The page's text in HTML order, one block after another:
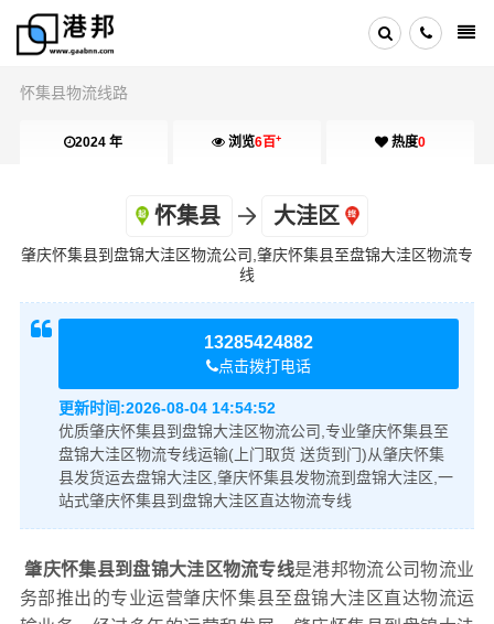
怀集县物流线路
2024 年 浏览6百+ 热度0
怀集县 大洼区
肇庆怀集县到盘锦大洼区物流公司,肇庆怀集县至盘锦大洼区物流专
线
13285424882
点击拨打电话
更新时间:2026-08-04 14:54:52
优质肇庆怀集县到盘锦大洼区物流公司,专业肇庆怀集县至
盘锦大洼区物流专线运输(上门取货 送货到门)从肇庆怀集
县发货运去盘锦大洼区,肇庆怀集县发物流到盘锦大洼区,一
站式肇庆怀集县到盘锦大洼区直达物流专线
肇庆怀集县到盘锦大洼区物流专线是港邦物流公司物流业
务部推出的专业运营肇庆怀集县至盘锦大洼区直达物流运